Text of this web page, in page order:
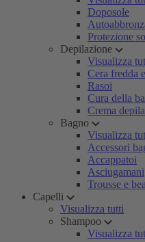
Doposole
Protezione
Depilazione
Visualizza
Cera fredda
Rasoi
Cura della
Crema
Bagno
Visualizza
Accessori
Accappatoi
Asciugamani
Trousse e
Capelli
Visualizza tutti
Shampoo
Visualizza